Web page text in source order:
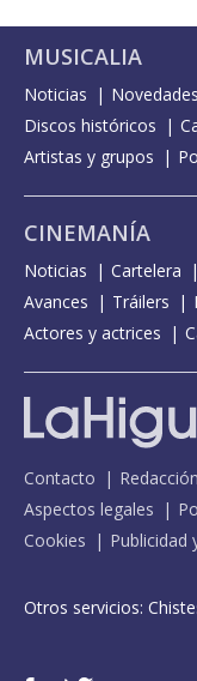
MUSICALIA
Noticias Novedades
Discos históricos
Artistas y grupos
CINEMANÍA
Noticias Cartelera
Avances
Tráilers
Actores y actrices
Contacto Redacción
Aspectos legales
Cookies
Publicidad
Otros servicios: